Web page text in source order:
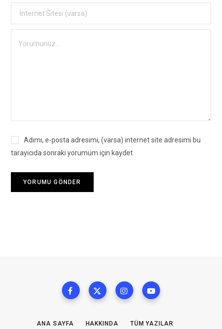
Adımı, e-posta adresimi, (varsa) internet site adresimi bu
tarayıcıda sonraki yorumum için kaydet
ANA SAYFA HAKKINDA TÜM YAZILAR